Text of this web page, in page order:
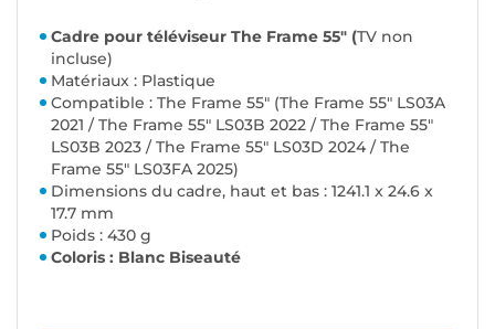
Cadre pour téléviseur The Frame 55" (TV non
incluse)
Matériaux : Plastique
Compatible : The Frame 55" (The Frame 55" LS03A
2021 / The Frame 55" LS03B 2022 / The Frame 55"
LS03B 2023 / The Frame 55" LS03D 2024 / The
Frame 55" LS03FA 2025)
Dimensions du cadre, haut et bas : 1241.1 x 24.6 x
17.7 mm
Poids : 430 g
Coloris : Blanc Biseauté